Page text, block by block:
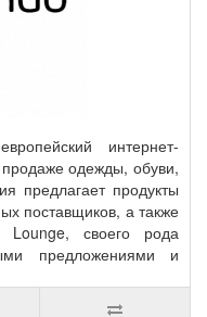
интернет-
одежды, обуви,
предлагает продукты
поставщиков, а также
Lounge, своего рода
предложениями и